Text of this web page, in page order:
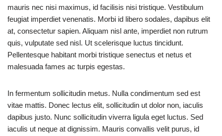
mauris nec nisi maximus, id facilisis nisi tristique. Vestibulum
feugiat imperdiet venenatis. Morbi id libero sodales, dapibus elit
at, consectetur sapien. Aliquam nisl ante, imperdiet non rutrum
quis, vulputate sed nisl. Ut scelerisque luctus tincidunt.
Pellentesque habitant morbi tristique senectus et netus et
malesuada fames ac turpis egestas.
In fermentum sollicitudin metus. Nulla condimentum sed est
vitae mattis. Donec lectus elit, sollicitudin ut dolor non, iaculis
dapibus justo. Nunc sollicitudin viverra ligula eget luctus. Sed
iaculis ut neque at dignissim. Mauris convallis velit purus, id